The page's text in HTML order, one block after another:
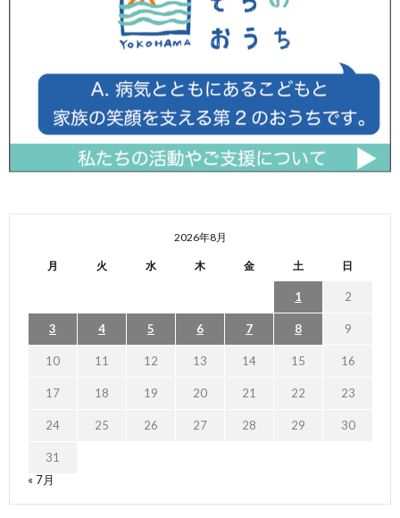
2026年8月
月 火 水 木 金 土 日
1 2
3 4 5 6 7 8 9
10 11 12 13 14 15 16
17 18 19 20 21 22 23
24 25 26 27 28 29 30
31
« 7月